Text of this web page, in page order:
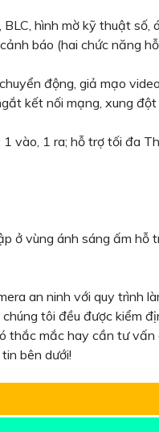
hình mờ kỹ thuật số,
báo (hai chức năng
động, giả mạo
kết nối mạng, xung
vào, 1 ra; hỗ trợ tối đa
ở vùng ánh sáng ấm hỗ
an ninh với quy trình
chúng tôi đều được kiểm
thắc mắc hay cần tư vấn
bên dưới!